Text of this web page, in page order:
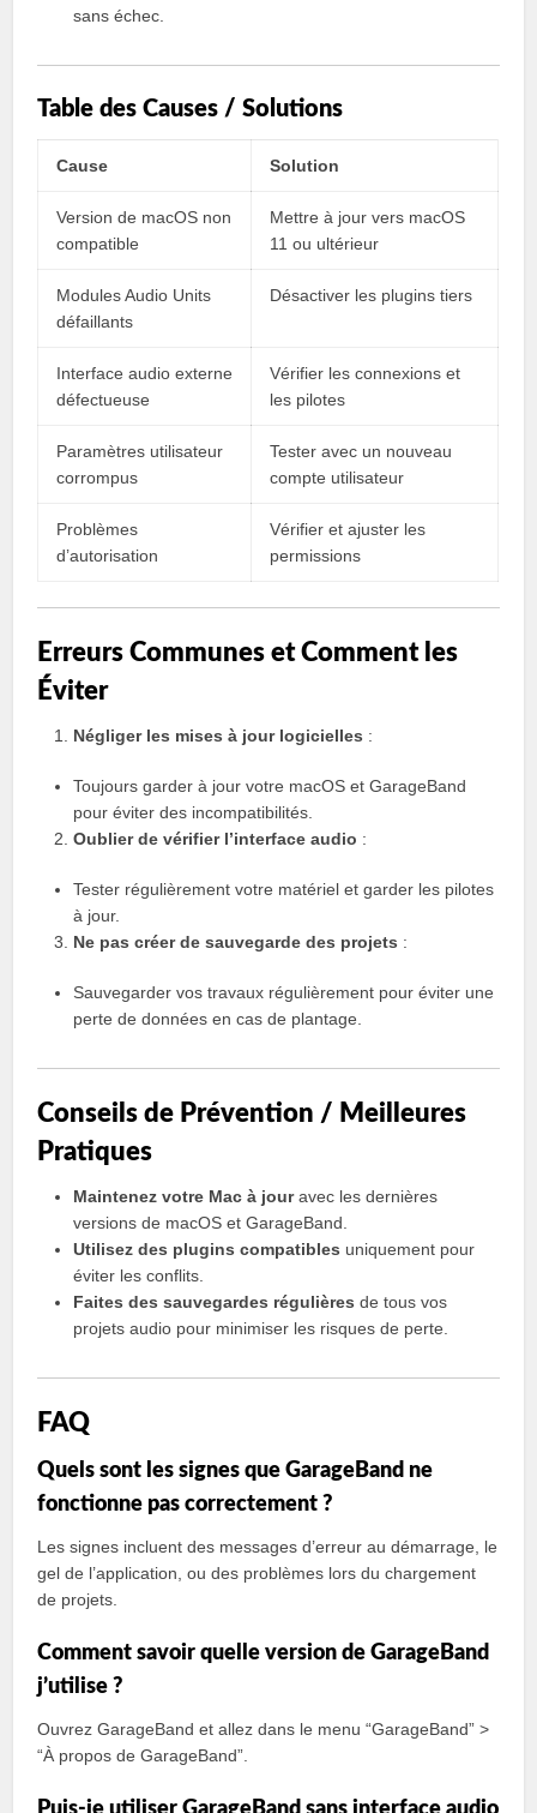
sans échec.
Table des Causes / Solutions
Cause Solution
Version de macOS non
compatible
Mettre à jour vers macOS
11 ou ultérieur
Modules Audio Units
défaillants
Désactiver les plugins tiers
Interface audio externe
défectueuse
Vérifier les connexions et
les pilotes
Paramètres utilisateur
corrompus
Tester avec un nouveau
compte utilisateur
Problèmes
d’autorisation
Vérifier et ajuster les
permissions
Erreurs Communes et Comment les
Éviter
Négliger les mises à jour logicielles :
Toujours garder à jour votre macOS et GarageBand
pour éviter des incompatibilités.
Oublier de vérifier l’interface audio :
Tester régulièrement votre matériel et garder les pilotes
à jour.
Ne pas créer de sauvegarde des projets :
Sauvegarder vos travaux régulièrement pour éviter une
perte de données en cas de plantage.
Conseils de Prévention / Meilleures
Pratiques
Maintenez votre Mac à jouravec les dernières
versions de macOS et GarageBand.
Utilisez des plugins compatibles uniquement pour
éviter les conflits.
Faites des sauvegardes régulières de tous vos
projets audio pour minimiser les risques de perte.
FAQ
Quels sont les signes que GarageBand ne
fonctionne pas correctement ?
Les signes incluent des messages d’erreur au démarrage, le
gel de l’application, ou des problèmes lors du chargement
de projets.
Comment savoir quelle version de GarageBand
j’utilise ?
Ouvrez GarageBand et allez dans le menu “GarageBand” >
“À propos de GarageBand”.